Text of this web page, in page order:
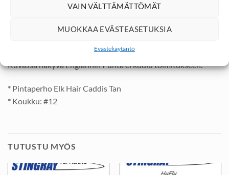
VAIN VÄLTTÄMÄTTÖMÄT
MUOKKAA EVÄSTEASETUKSIA
Evästekäytäntö
Toimii joella, koskilla tai järvillä.
Kuten muillakin pintaperhoilla, katso että perho kelluu
Kuvassa näkyvä Englannin Punta ei kuulu toimitukseen.
* Pintaperho Elk Hair Caddis Tan
* Koukku: #12
TUTUSTU MYÖS